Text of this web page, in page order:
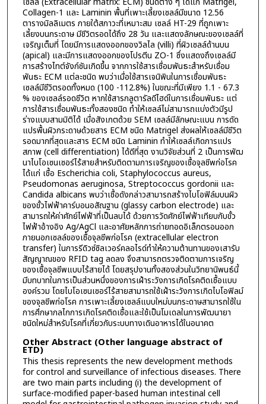
Collagen-1 และ Laminin พื้นที่เพาะเลี้ยงเซลล์มีขนาด 12.56
ตารางมิลลิเมตร ภายใต้สภาวะที่เหมาะสม เซลล์ HT-29 ที่ถูกเพาะ
เลี้ยงบนกระดาษ มีชีวิตรอดได้ถึง 28 วัน และแสดงลักษณะของเซลล์ที่
เจริญเต็มที่ โดยมีการแสดงออกของวิลไล (villi) ที่ผิวเซลล์ด้านบน
(apical) และมีการแสดงออกของโปรตีน ZO-1 ซึ่งแสดงถึงเซลล์มี
การสร้างไทต์จังก์ชันเกิดขึ้น จากการใช้สารเชื่อมพันธะสำหรับเชื่อม
พันธะ ECM แต่ละชนิด พบว่าเมื่อใช้สารเจนิพินในการเชื่อมพันธะ
เซลล์มีชีวิตรอดทั้งหมด (100 -112.8%) ในขณะที่มีเพียง 1.1 - 67.3
% ของเซลล์รอดชีวิต หากใช้สารกลูตารัลดีไฮด์ในการเชื่อมพันธะ แต่
การใช้สารเชื่อมพันธะทั้งสองชนิด ทำให้เซลล์ไม่สามารถแบ่งตัวมีรูป
ร่างแบบสามมิติได้ เมื่อสังเกตด้วย SEM เซลล์มีลักษณะแบน การดัด
แปรพื้นผิวกระดาษด้วยสาร ECM ชนิด Matrigel ส่งผลให้เซลล์มีชีวิต
รอดมากที่สุดและสาร ECM ชนิด Laminin ทำให้เซลล์เกิดการแปร
สภาพ (cell differentiation) ได้ดีที่สุด งานวิจัยส่วนที่ 2 เป็นการพัฒ
นาไบโอเซนเซอร์ไร้สายสำหรับติดตามการเจริญของเชื้อจุลชีพก่อโรค
ได้แก่ เชื้อ Escherichia coli, Staphylococcus aureus,
Pseudomonas aeruginosa, Streptococcus gordonii และ
Candida albicans พบว่าเชื้อดังกล่าวสามารถสร้างไบโอฟิล์มบนผิว
ของขั้วไฟฟ้าคาร์บอนอสัณฐาน (glassy carbon electrode) และ
สามารถให้ค่าศักย์ไฟฟ้าที่เป็นลบได้ ด้วยการวัดศักย์ไฟฟ้าเทียบกับขั้ว
ไฟฟ้าอ้างอิง Ag/AgCl และอาศัยหลักการถ่ายทอดอิเล็กตรอนออก
ภายนอกเซลล์ของเชื้อจุลชีพก่อโรค (extracellular electron
transfer) ในการรีดิวซ์ซิลเวอร์คลอไรด์ทำให้ความต้านทานของเสารับ
สัญญาณของ RFID tag ลดลง จึงสามารถตรวจติดตามการเจริญ
ของเชื้อจุลชีพแบบไร้สายได้ โดยสรุปงานทั้งสองส่วนในวิทยานิพนธ์นี้
มีบทบาทในการเป็นส่วนหนึ่งของการเฝ้าระวังการเกิดโรคติดเชื้อแบบ
องค์รวม โดยไบโอเซนเซอร์ไร้สายสามารถใช้เฝ้าระวังการเกิดไบโอฟิลม์
ของจุลชีพก่อโรค การเพาะเลี้ยงเซลล์แบบใหม่บนกระดาษสามารถใช้ใน
การศึกษากลไกการเกิดโรคติดเชื้อและใช้เป็นโมเดลในการพัฒนายา
ชนิดใหม่สำหรับโรคที่เกี่ยวกับระบบทางเดินอาหารได้ในอนาคต
Other Abstract (Other language abstract of
ETD)
This thesis represents the new development methods
for control and surveillance of infectious diseases. There
are two main parts including (i) the development of
surface-modified paper-based human intestinal cell